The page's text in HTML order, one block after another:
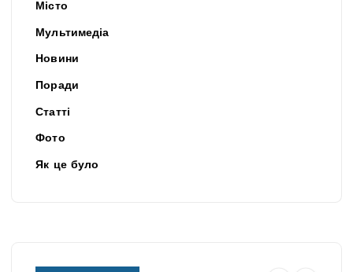
Місто
Мультимедіа
Новини
Поради
Статті
Фото
Як це було